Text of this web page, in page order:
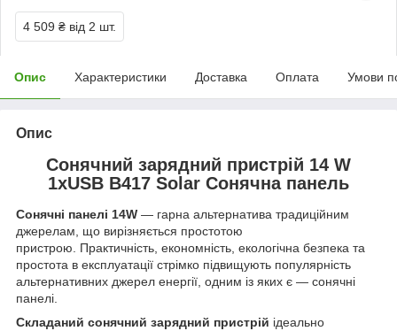
4 509 ₴ від 2 шт.
Опис Характеристики Доставка Оплата Умови
Опис
Сонячний зарядний пристрій 14 W
1xUSB B417 Solar Сонячна панель
Сонячні панелі 14W — гарна альтернатива традиційним
джерелам, що вирізняється простотою
пристрою. Практичність, економність, екологічна безпека та
простота в експлуатації стрімко підвищують популярність
альтернативних джерел енергії, одним із яких є — сонячні
панелі.
Складаний сонячний зарядний пристрій ідеально